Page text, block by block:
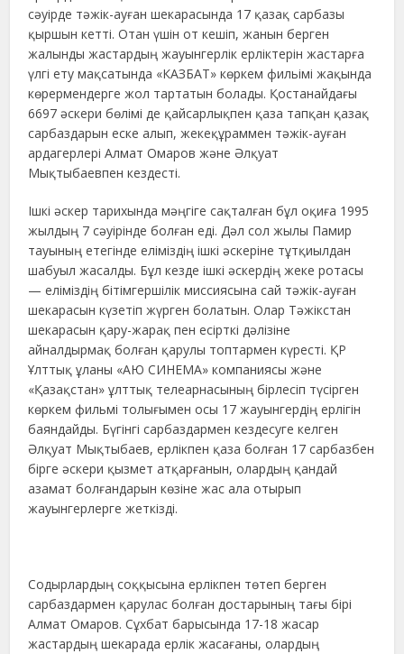
сәуірде тәжік-ауған шекарасында 17 қазақ сарбазы
қыршын кетті. Отан үшін от кешіп, жанын берген
жалынды жастардың жауынгерлік ерліктерін жастарға
үлгі ету мақсатында «КАЗБАТ» көркем фильімі жақында
көрермендерге жол тартатын болады. Қостанайдағы
6697 әскери бөлімі де қайсарлықпен қаза тапқан қазақ
сарбаздарын еске алып, жекеқұраммен тәжік-ауған
ардагерлері Алмат Омаров және Әлқуат
Мықтыбаевпен кездесті.
Ішкі әскер тарихында мәңгіге сақталған бұл оқиға 1995
жылдың 7 сәуірінде болған еді. Дәл сол жылы Памир
тауының етегінде еліміздің ішкі әскеріне тұтқиылдан
шабуыл жасалды. Бұл кезде ішкі әскердің жеке ротасы
— еліміздің бітімгершілік миссиясына сай тәжік-ауған
шекарасын күзетіп жүрген болатын. Олар Тәжікстан
шекарасын қару-жарақ пен есірткі дәлізіне
айналдырмақ болған қарулы топтармен күресті. ҚР
Ұлттық ұланы «АЮ СИНЕМА» компаниясы және
«Қазақстан» ұлттық телеарнасының бірлесіп түсірген
көркем фильмі толығымен осы 17 жауынгердің ерлігін
баяндайды. Бүгінгі сарбаздармен кездесуге келген
Әлқуат Мықтыбаев, ерлікпен қаза болған 17 сарбазбен
бірге әскери қызмет атқарғанын, олардың қандай
азамат болғандарын көзіне жас ала отырып
жауынгерлерге жеткізді.
Содырлардың соққысына ерлікпен төтеп берген
сарбаздармен қарулас болған достарының тағы бірі
Алмат Омаров. Сұхбат барысында 17-18 жасар
жастардың шекарада ерлік жасағаны, олардың